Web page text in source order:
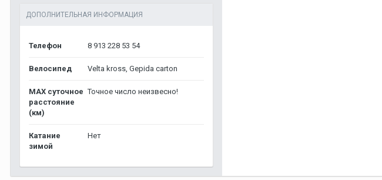
ДОПОЛНИТЕЛЬНАЯ ИНФОРМАЦИЯ
Телефон 8 913 228 53 54
Велосипед Velta kross, Gepida carton
MAX суточное
расстояние
(км)
Точное число неизвесно!
Катание
зимой
Нет